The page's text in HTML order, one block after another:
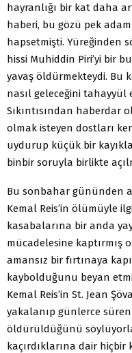
hayranlığı bir kat daha
haberi, bu gözü pek
hapsetmişti. Yüreğinden
hissi Muhiddin Piri’yi bir
yavaş öldürmekteydi. Bu
nasıl geleceğini tahayyül
Sıkıntısından
olmak isteyen dostları
uydurup küçük bir
binbir soruyla birlikte
Bu sonbahar gününden
Kemal Reis’in ölümüyle
kasabalarına bir anda
mücadelesine kaptırmış
amansız bir fırtınaya
kaybolduğunu beyan
Kemal Reis’in St. Jean
yakalanıp günlerce
öldürüldüğünü
kaçırdıklarına dair